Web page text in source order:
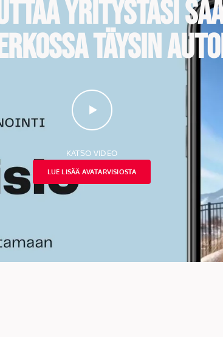
yritystäsi
täysin
KATSO VIDEO
LUE LISÄÄ AVATARVISIOSTA